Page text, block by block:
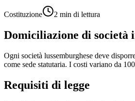
Costituzione 2 min di lettura
Domiciliazione di società
Ogni società lussemburghese deve
come sede statutaria. I costi variano da
Requisiti di legge